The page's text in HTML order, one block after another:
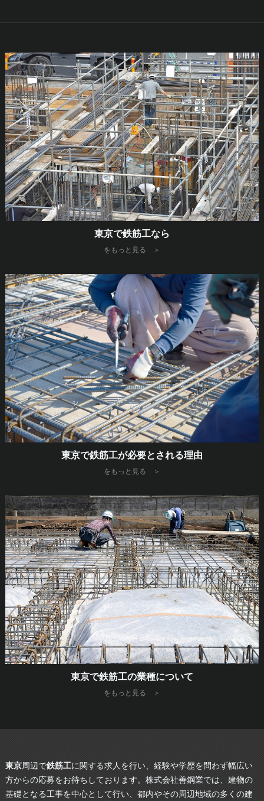
東京で鉄筋工なら
をもっと見る ＞
東京で鉄筋工が必要とされる理由
をもっと見る ＞
東京で鉄筋工の業種について
をもっと見る ＞
東京周辺で鉄筋工に関する求人を行い、経験や学歴を問わず幅広い
方からの応募をお待ちしております。株式会社善鋼業では、建物の
基礎となる工事を中心として行い、都内やその周辺地域の多くの建